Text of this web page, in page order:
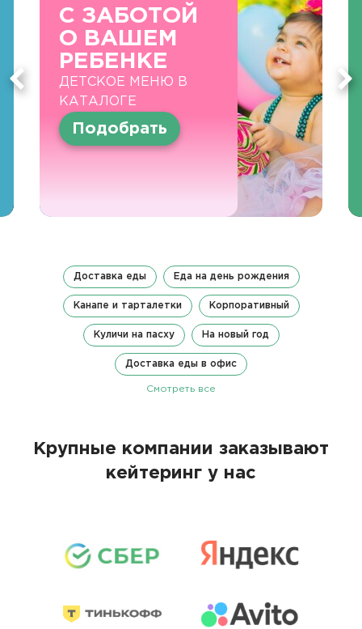
С ЗАБОТОЙ
О ВАШЕМ
РЕБЕНКЕ
ДЕТСКОЕ МЕНЮ В
КАТАЛОГЕ
Подобрать
Доставка еды Еда на день рождения
Канапе и тарталетки Корпоративный
Куличи на пасху На новый год
Доставка еды в офис
Смотреть все
Крупные компании заказывают
кейтеринг у нас